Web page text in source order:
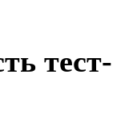
тест-